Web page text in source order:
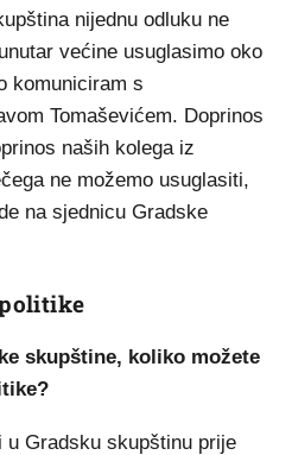
nijednu odluku ne
većine usuglasimo oko
komuniciram s
Tomaševićem. Doprinos
naših kolega iz
ne možemo usuglasiti,
na sjednicu Gradske
skupštine, koliko možete
u Gradsku skupštinu prije